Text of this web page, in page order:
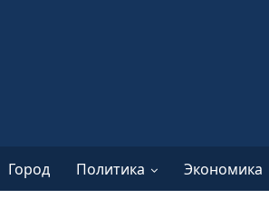
Город Политика Экономика